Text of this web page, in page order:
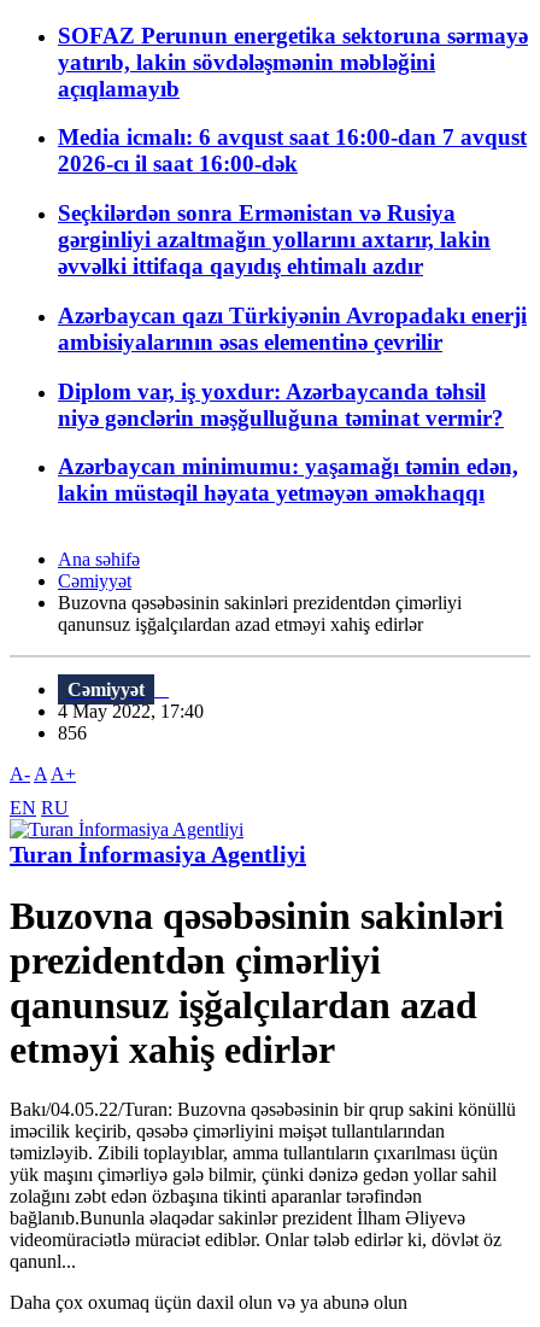
SOFAZ Perunun energetika sektoruna sərmayə
yatırıb, lakin sövdələşmənin məbləğini
açıqlamayıb
Media icmalı: 6 avqust saat 16:00-dan 7 avqust
2026-cı il saat 16:00-dək
Seçkilərdən sonra Ermənistan və Rusiya
gərginliyi azaltmağın yollarını axtarır, lakin
əvvəlki ittifaqa qayıdış ehtimalı azdır
Azərbaycan qazı Türkiyənin Avropadakı enerji
ambisiyalarının əsas elementinə çevrilir
Diplom var, iş yoxdur: Azərbaycanda təhsil
niyə gənclərin məşğulluğuna təminat vermir?
Azərbaycan minimumu: yaşamağı təmin edən,
lakin müstəqil həyata yetməyən əməkhaqqı
Ana səhifə
Cəmiyyət
Buzovna qəsəbəsinin sakinləri prezidentdən çimərliyi
qanunsuz işğalçılardan azad etməyi xahiş edirlər
Cəmiyyət
4 May 2022, 17:40
856
A- A A+
EN RU
Turan İnformasiya Agentliyi
Buzovna qəsəbəsinin sakinləri
prezidentdən çimərliyi
qanunsuz işğalçılardan azad
etməyi xahiş edirlər
Bakı/04.05.22/Turan: Buzovna qəsəbəsinin bir qrup sakini könüllü
iməcilik keçirib, qəsəbə çimərliyini məişət tullantılarından
təmizləyib. Zibili toplayıblar, amma tullantıların çıxarılması üçün
yük maşını çimərliyə gələ bilmir, çünki dənizə gedən yollar sahil
zolağını zəbt edən özbaşına tikinti aparanlar tərəfindən
bağlanıb.Bununla əlaqədar sakinlər prezident İlham Əliyevə
videomüraciətlə müraciət ediblər. Onlar tələb edirlər ki, dövlət öz
qanunl...
Daha çox oxumaq üçün daxil olun və ya abunə olun